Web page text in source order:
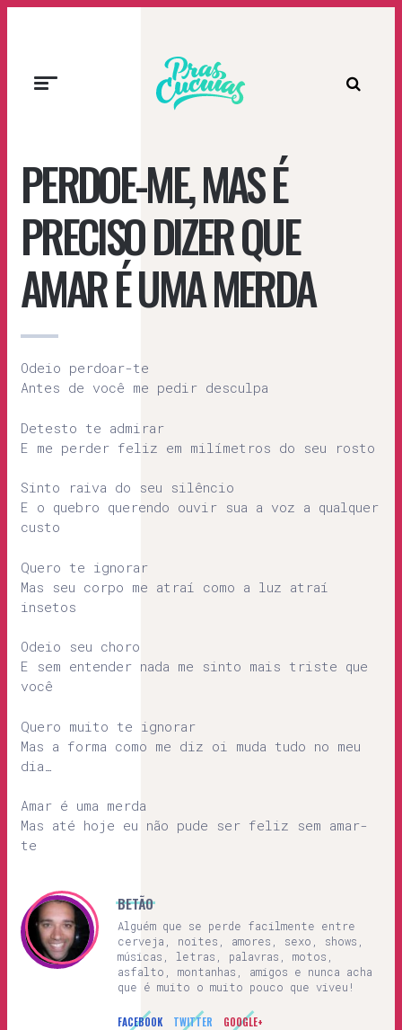
Prascucuias
PERDOE-ME, MAS É
PRECISO DIZER QUE
AMAR É UMA MERDA
Odeio perdoar-te
Antes de você me pedir desculpa
Detesto te admirar
E me perder feliz em milímetros do seu rosto
Sinto raiva do seu silêncio
E o quebro querendo ouvir sua a voz a qualquer
custo
Quero te ignorar
Mas seu corpo me atraí como a luz atraí
insetos
Odeio seu choro
E sem entender nada me sinto mais triste que
você
Quero muito te ignorar
Mas a forma como me diz oi muda tudo no meu
dia…
Amar é uma merda
Mas até hoje eu não pude ser feliz sem amar-
te
BETÃO
Alguém que se perde facilmente entre
cerveja, noites, amores, sexo, shows,
músicas, letras, palavras, motos,
asfalto, montanhas, amigos e nunca acha
que é muito o muito pouco que viveu!
FACEBOOK TWITTER GOOGLE+